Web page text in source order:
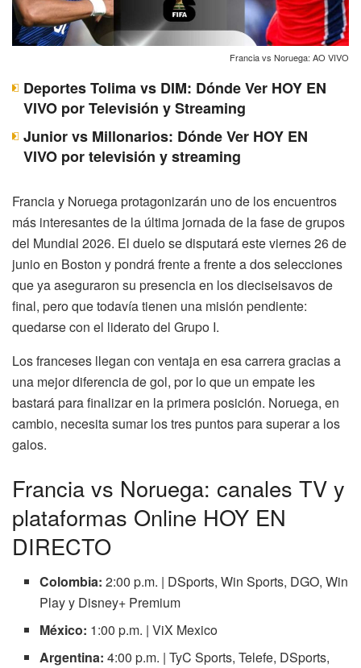
Francia vs Noruega: AO VIVO
Deportes Tolima vs DIM: Dónde Ver HOY EN
VIVO por Televisión y Streaming
Junior vs Millonarios: Dónde Ver HOY EN
VIVO por televisión y streaming
Francia y Noruega protagonizarán uno de los encuentros
más interesantes de la última jornada de la fase de grupos
del Mundial 2026. El duelo se disputará este viernes 26 de
junio en Boston y pondrá frente a frente a dos selecciones
que ya aseguraron su presencia en los dieciseisavos de
final, pero que todavía tienen una misión pendiente:
quedarse con el liderato del Grupo I.
Los franceses llegan con ventaja en esa carrera gracias a
una mejor diferencia de gol, por lo que un empate les
bastará para finalizar en la primera posición. Noruega, en
cambio, necesita sumar los tres puntos para superar a los
galos.
Francia vs Noruega: canales TV y
plataformas Online HOY EN
DIRECTO
Colombia: 2:00 p.m. | DSports, Win Sports, DGO, Win
Play y Disney+ Premium
México: 1:00 p.m. | ViX Mexico
Argentina: 4:00 p.m. | TyC Sports, Telefe, DSports,